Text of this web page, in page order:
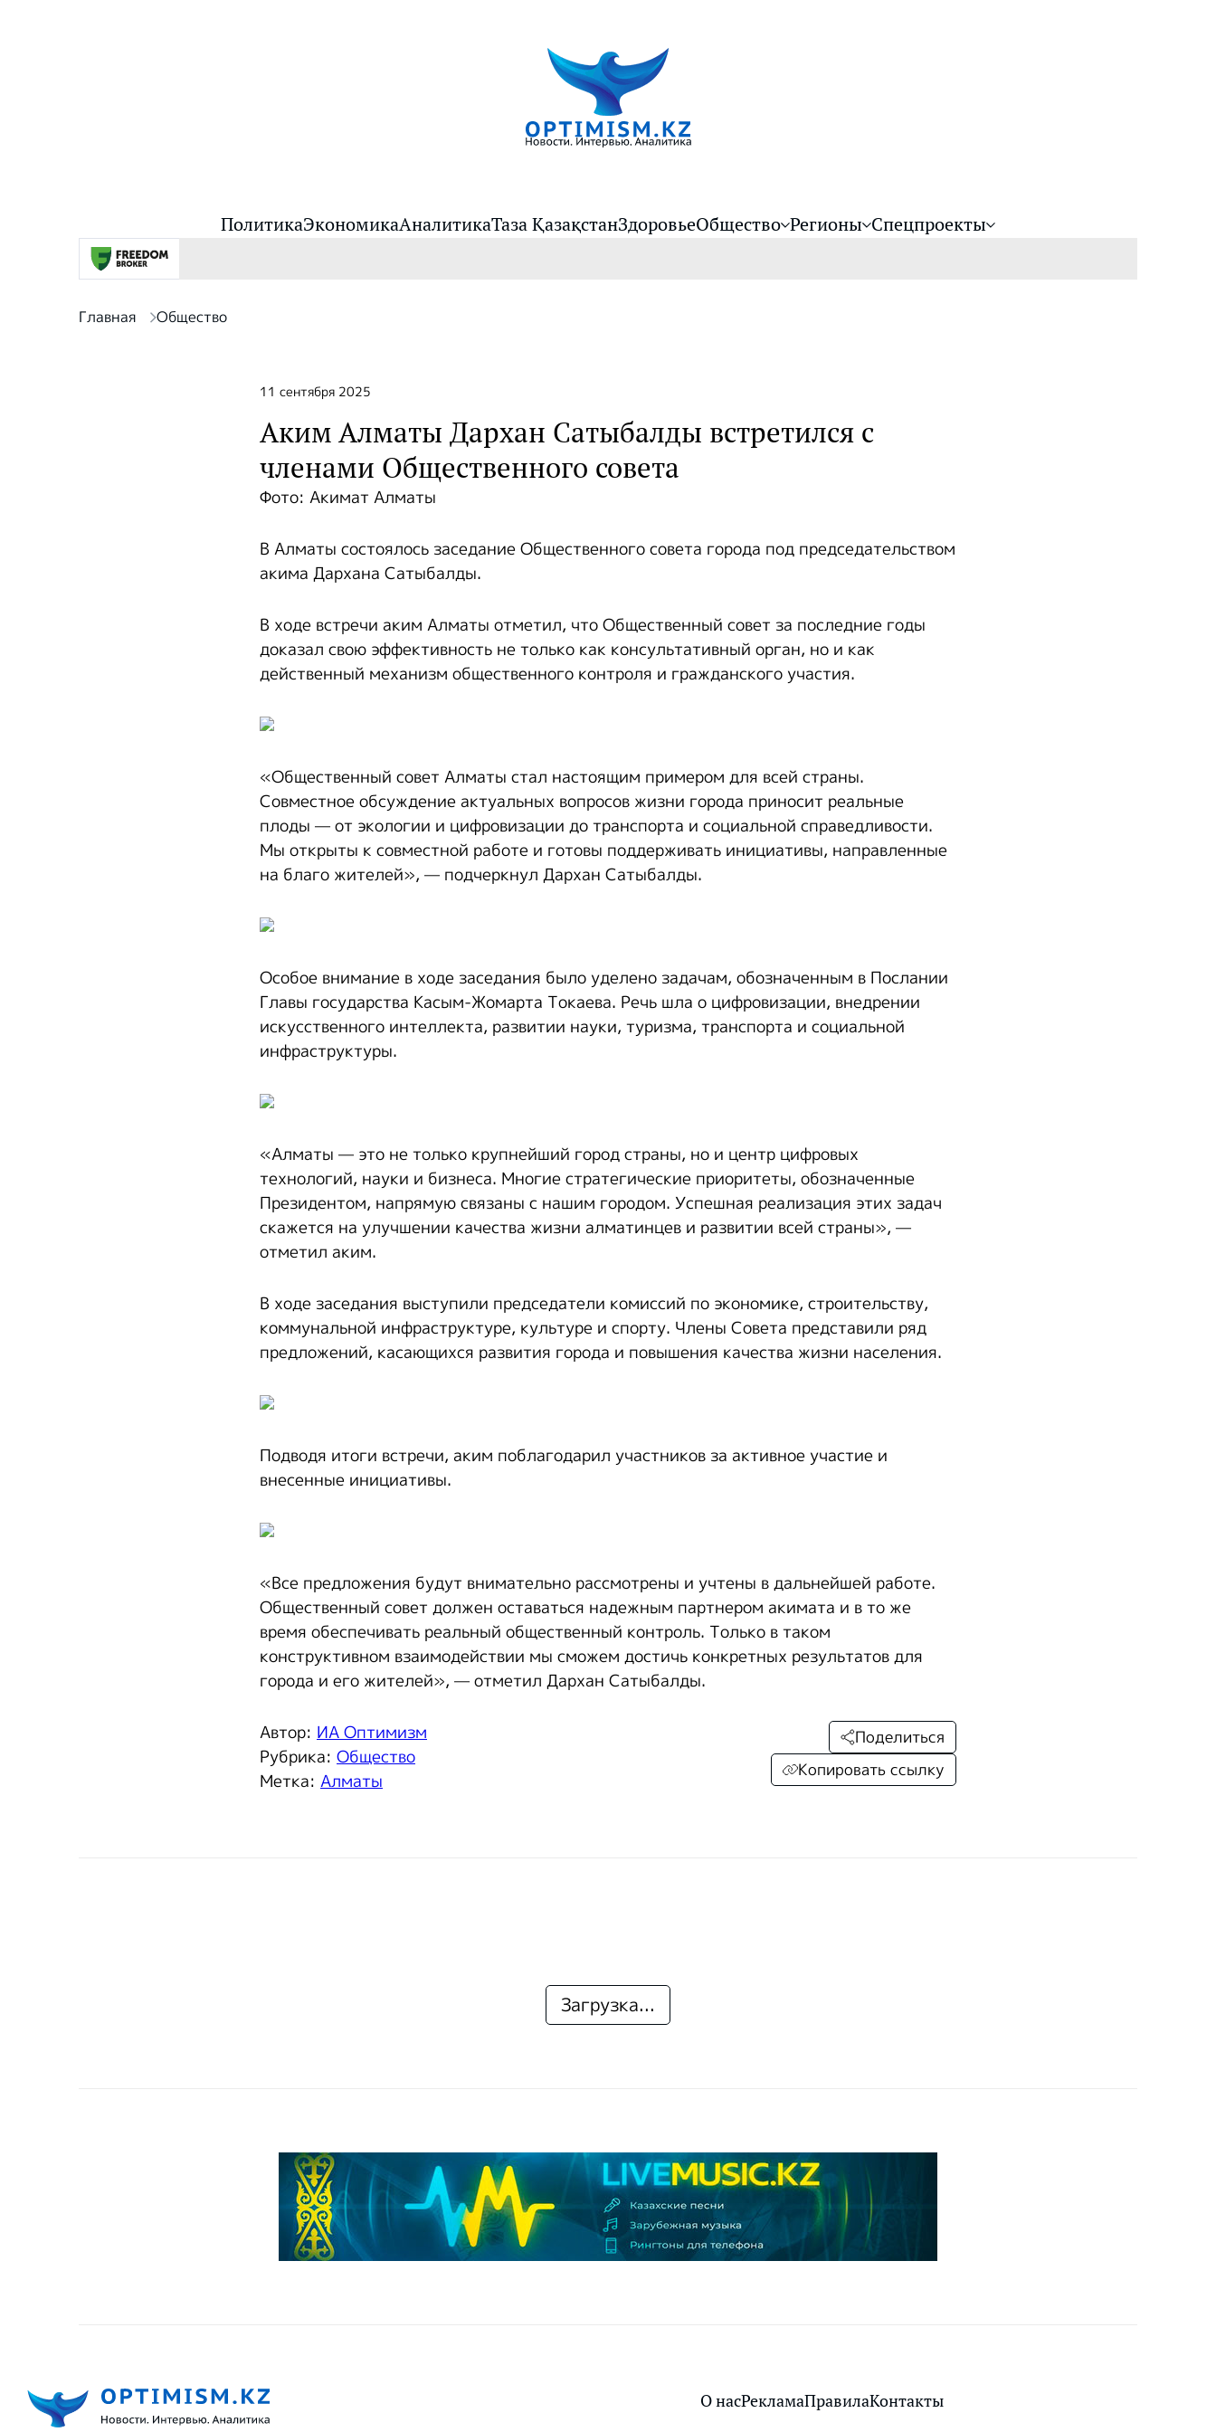
ПолитикаЭкономикаАналитикаТаза ҚазақстанЗдоровьеОбщество Регионы Спецпроекты
Главная Общество
11 сентября 2025
Аким Алматы Дархан Сатыбалды встретился с
членами Общественного совета
Фото: Акимат Алматы
В Алматы состоялось заседание Общественного совета города под председательством
акима Дархана Сатыбалды.
В ходе встречи аким Алматы отметил, что Общественный совет за последние годы
доказал свою эффективность не только как консультативный орган, но и как
действенный механизм общественного контроля и гражданского участия.
«Общественный совет Алматы стал настоящим примером для всей страны.
Совместное обсуждение актуальных вопросов жизни города приносит реальные
плоды — от экологии и цифровизации до транспорта и социальной справедливости.
Мы открыты к совместной работе и готовы поддерживать инициативы, направленные
на благо жителей», — подчеркнул Дархан Сатыбалды.
Особое внимание в ходе заседания было уделено задачам, обозначенным в Послании
Главы государства Касым-Жомарта Токаева. Речь шла о цифровизации, внедрении
искусственного интеллекта, развитии науки, туризма, транспорта и социальной
инфраструктуры.
«Алматы — это не только крупнейший город страны, но и центр цифровых
технологий, науки и бизнеса. Многие стратегические приоритеты, обозначенные
Президентом, напрямую связаны с нашим городом. Успешная реализация этих задач
скажется на улучшении качества жизни алматинцев и развитии всей страны», —
отметил аким.
В ходе заседания выступили председатели комиссий по экономике, строительству,
коммунальной инфраструктуре, культуре и спорту. Члены Совета представили ряд
предложений, касающихся развития города и повышения качества жизни населения.
Подводя итоги встречи, аким поблагодарил участников за активное участие и
внесенные инициативы.
«Все предложения будут внимательно рассмотрены и учтены в дальнейшей работе.
Общественный совет должен оставаться надежным партнером акимата и в то же
время обеспечивать реальный общественный контроль. Только в таком
конструктивном взаимодействии мы сможем достичь конкретных результатов для
города и его жителей», — отметил Дархан Сатыбалды.
Автор: ИА Оптимизм
Рубрика: Общество
Метка: Алматы
Поделиться
Копировать ссылку
Загрузка...
О насРекламаПравилаКонтакты